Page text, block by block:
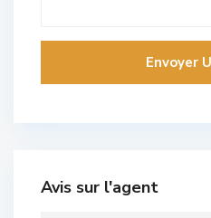
Avis sur l'agent